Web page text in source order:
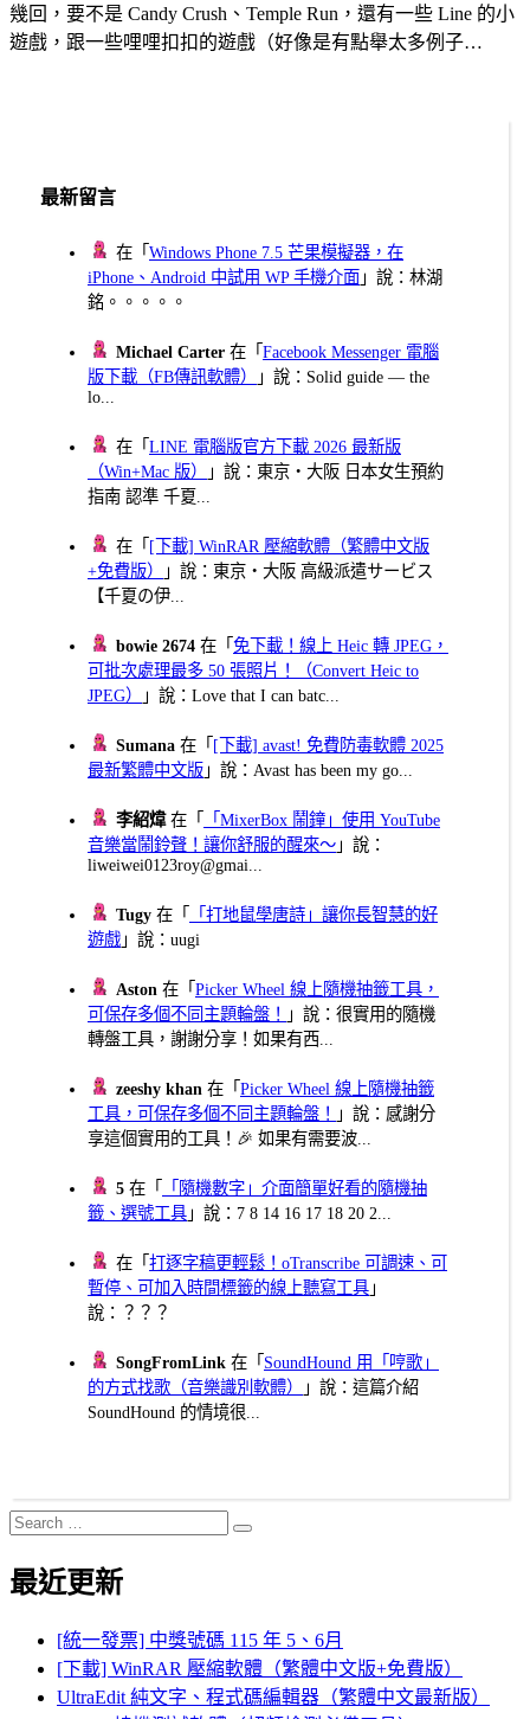
幾回，要不是 Candy Crush、Temple Run，還有一些 Line 的小
遊戲，跟一些哩哩扣扣的遊戲（好像是有點舉太多例子…
最新留言
在「Windows Phone 7.5 芒果模擬器，在
iPhone、Android 中試用 WP 手機介面 」說：林湖
銘。。。。。
Michael Carter 在「Facebook Messenger 電腦
版下載（FB傳訊軟體）
」說：Solid guide — the
lo...
在「LINE 電腦版官方下載 2026 最新版
（Win+Mac 版）
」說：東京・大阪 日本女生預約
指南 認準 千夏...
在「 [下載] WinRAR 壓縮軟體（繁體中文版
+免費版）
」說：東京・大阪 高級派遣サービス
【千夏の伊...
bowie 2674 在「免下載！線上 Heic 轉 JPEG，
可批次處理最多 50 張照片！（Convert Heic to
JPEG）
」說：Love that I can batc...
Sumana 在「 [下載] avast! 免費防毒軟體 2025
最新繁體中文版 」說：Avast has been my go...
李紹煒在「
「MixerBox 鬧鐘」使用 YouTube
音樂當鬧鈴聲！讓你舒服的醒來～ 」說：
liweiwei0123roy@gmai...
Tugy 在「
「打地鼠學唐詩」讓你長智慧的好
遊戲 」說：uugi
Aston 在「Picker Wheel 線上隨機抽籤工具，
可保存多個不同主題輪盤！
」說：很實用的隨機
轉盤工具，謝謝分享！如果有西...
zeeshy khan 在「Picker Wheel 線上隨機抽籤
工具，可保存多個不同主題輪盤！
」說：感謝分
享這個實用的工具！🎉 如果有需要波...
5 在「
「隨機數字」介面簡單好看的隨機抽
籤、選號工具 」說：7 8 14 16 17 18 20 2...
在「打逐字稿更輕鬆！oTranscribe 可調速、可
暫停、可加入時間標籤的線上聽寫工具 」
說：？？？
SongFromLink 在「 SoundHound 用「哼歌」
的方式找歌（音樂識別軟體）
」說：這篇介紹
SoundHound 的情境很...
Search
for:
Search
最近更新
[統一發票] 中獎號碼 115 年 5、6月
[下載] WinRAR 壓縮軟體（繁體中文版+免費版）
UltraEdit 純文字、程式碼編輯器（繁體中文最新版）